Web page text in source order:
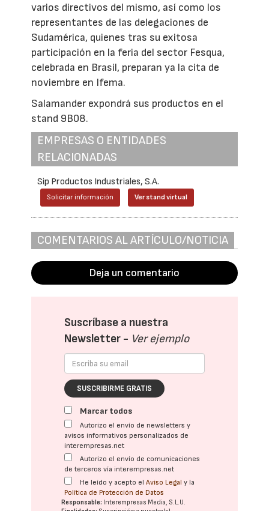
varios directivos del mismo, así como los
representantes de las delegaciones de
Sudamérica, quienes tras su exitosa
participación en la feria del sector Fesqua,
celebrada en Brasil, preparan ya la cita de
noviembre en Ifema.
Salamander expondrá sus productos en el
stand 9B08.
EMPRESAS O ENTIDADES
RELACIONADAS
Sip Productos Industriales, S.A.
Solicitar información Ver stand virtual
COMENTARIOS AL ARTÍCULO/NOTICIA
Deja un comentario
Suscríbase a nuestra
Newsletter - Ver ejemplo
SUSCRIBIRME GRATIS
Marcar todos
Autorizo el envío de newsletters y
avisos informativos personalizados de
interempresas.net
Autorizo el envío de comunicaciones
de terceros vía interempresas.net
He leído y acepto elAviso Legal y la
Política de Protección de Datos
Responsable: Interempresas Media, S.L.U.